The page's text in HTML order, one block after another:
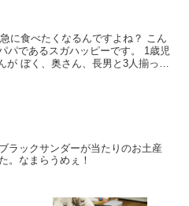
あるスガハッピーです。 1歳児
揃って
ラックサンダーが当たりのお土産
。なまらうめぇ！